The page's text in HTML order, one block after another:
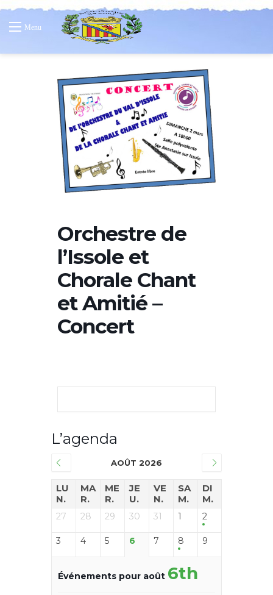
Menu
Orchestre de
l’Issole et
Chorale Chant
et Amitié –
Concert
L’agenda
AOÛT 2026
LU
N.
MA
R.
ME
R.
JE
U.
VE
N.
SA
M.
DI
M.
27 28 29 30 31 1 2
3 4 5 6 7 8 9
Événements pour août 6th